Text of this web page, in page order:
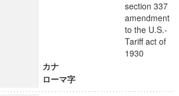
section 337
amendment
to the U.S.-
Tariff act of
1930
カナ
ローマ字